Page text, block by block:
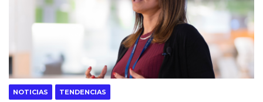
NOTICIAS TENDENCIAS